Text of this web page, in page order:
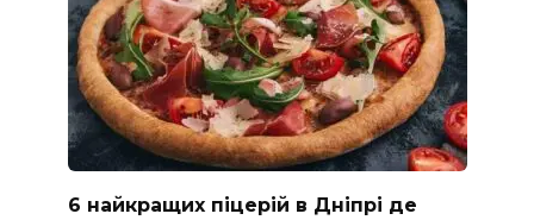
6 найкращих піцерій в Дніпрі де